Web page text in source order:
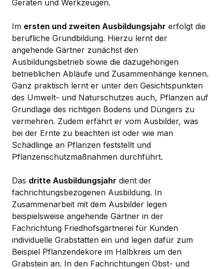
Geräten und Werkzeugen.
Im ersten und zweiten Ausbildungsjahr erfolgt die
berufliche Grundbildung. Hierzu lernt der
angehende Gärtner zunächst den
Ausbildungsbetrieb sowie die dazugehörigen
betrieblichen Abläufe und Zusammenhänge kennen.
Ganz praktisch lernt er unter den Gesichtspunkten
des Umwelt- und Naturschutzes auch, Pflanzen auf
Grundlage des richtigen Bodens und Düngers zu
vermehren. Zudem erfährt er vom Ausbilder, was
bei der Ernte zu beachten ist oder wie man
Schädlinge an Pflanzen feststellt und
Pflanzenschutzmaßnahmen durchführt.
Das dritte Ausbildungsjahr dient der
fachrichtungsbezogenen Ausbildung. In
Zusammenarbeit mit dem Ausbilder legen
beispielsweise angehende Gärtner in der
Fachrichtung Friedhofsgärtnerei für Kunden
individuelle Grabstätten ein und legen dafür zum
Beispiel Pflanzendekore im Halbkreis um den
Grabstein an. In den Fachrichtungen Obst- und